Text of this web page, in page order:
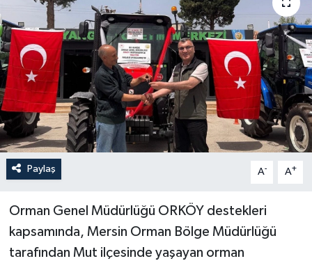
Paylaş A- A+
Orman Genel Müdürlüğü ORKÖY destekleri
kapsamında, Mersin Orman Bölge Müdürlüğü
tarafından Mut ilçesinde yaşayan orman
Spor
Yaşam